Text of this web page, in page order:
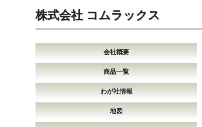
株式会社 コムラックス
会社概要
商品一覧
わが社情報
地図